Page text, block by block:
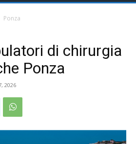
Ponza
di chirurgia
Ponza
2026